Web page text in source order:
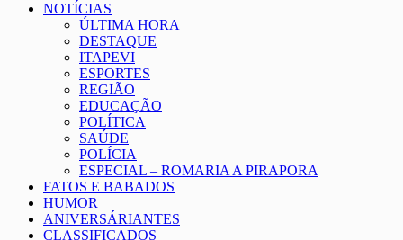
NOTÍCIAS
ÚLTIMA HORA
DESTAQUE
ITAPEVI
ESPORTES
REGIÃO
EDUCAÇÃO
POLÍTICA
SAÚDE
POLÍCIA
ESPECIAL – ROMARIA A PIRAPORA
FATOS E BABADOS
HUMOR
ANIVERSÁRIANTES
CLASSIFICADOS